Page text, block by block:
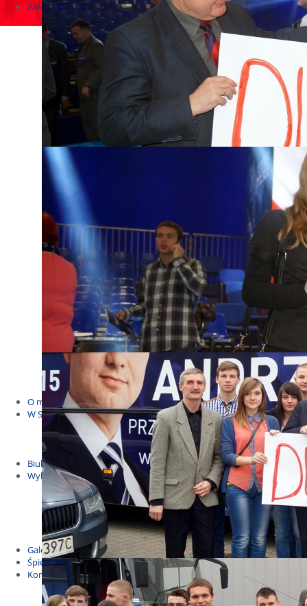
Aktualności
Zapowiedzi wydarzeń
KONKURSY 2020 - 2026
KOLONIE 2021 - 2026
Imprezy kulturalne - zaproszenia 2017
Różne
Konkursy 2017/2018
KONKURSY 2016/2017
KONKURSY 2015/2016
Konkursy 2014/2015
Wizyty w Parlamencie i Ministerstwach
Spotkania i debaty, PROTESTY, MARSZE
Debaty i spotkania 2017
Konkursy 2014
Różne
Praca w kampanii
Sejmowe
Budżet Obywatelski 2021
Dla dzieci i młodzieży
Msze, marsze i wiece
KOLONIE 2022
Wybory samorządowe 2018
Dożynki 2014
EUROWYBORY 2019
Debaty i spotkania 2016
Debaty i spotkania 2019
wybory
Kolonie Stegna 2020
Spotkanie w Bronowie
WYJAZDY
O mnie
W Sejmie
Patroni Roku 2016
Św. Jan Paweł II Patronem Roku 2015
10.04.2014 - Czwarta Roczniica Katastrofy Smoleńskiej
Biuletyny
Wybory
Wybory samorządowe
Wybory parlamentarne
Wybory do Parlamentu Europejskiego
Wybory prezydenckie 2020
Wybory 2014
Galeria
Śpiewnik
Kontakt